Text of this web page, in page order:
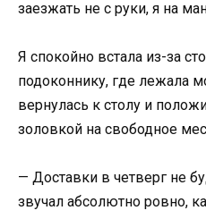
заезжать не с руки, я на
Я спокойно встала из-за
подоконнику, где лежала
вернулась к столу и
золовкой на свободное
— Доставки в четверг не
звучал абсолютно ровно,